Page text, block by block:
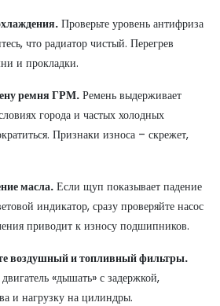
Проверьте уровень антифриза
что радиатор чистый. Перегрев
и прокладки.
ремня ГРМ. Ремень выдерживает
города и частых холодных
Признаки износа – скрежет,
масла. Если щуп показывает падение
индикатор, сразу проверяйте насос
приводит к износу подшипников.
воздушный и топливный фильтры.
«дышать» с задержкой,
и нагрузку на цилиндры.